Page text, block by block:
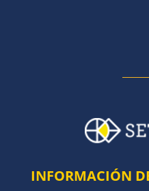
INFORMACIÓN